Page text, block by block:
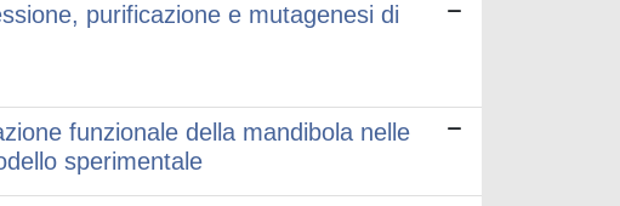
purificazione e mutagenesi di
funzionale della mandibola nelle
sperimentale